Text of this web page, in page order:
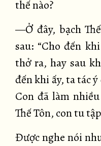
thế nào?
—Ở đây, bạch
sau: “Cho đến
thở ra, hay sau
đến khi ấy, ta tác ý
Con đã làm
Thế Tôn, con tu
Được nghe nói